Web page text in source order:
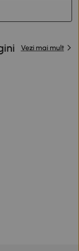
Vezi mai mult